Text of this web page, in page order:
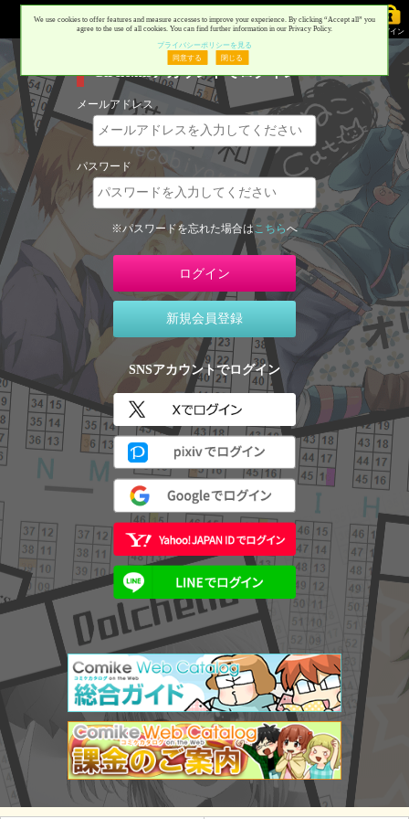
Comike Web Catalog
Circle.msアカウントでログイン
メールアドレス
パスワード
※パスワードを忘れた場合はこちらへ
新規会員登録
SNSアカウントでログイン
We use cookies to offer features and measure accesses to improve your experience. By clicking “Accept all” you
agree to the use of all cookies. You can find further information in our Privacy Policy.
プライバシーポリシーを見る
同意する 閉じる